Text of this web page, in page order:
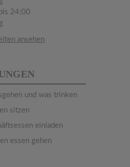
24:00
ansehen
und was trinken
sitzen
einladen
essen gehen